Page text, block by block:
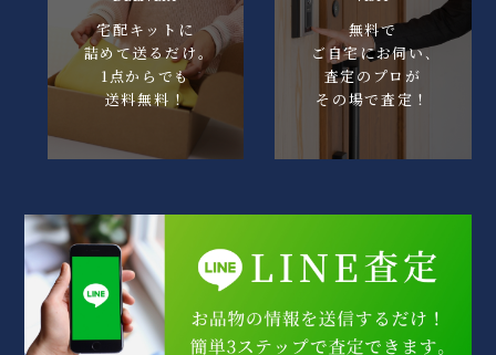
宅配キットに
詰めて送るだけ｡
1点からでも
送料無料！
無料で
ご自宅にお伺い､
査定のプロが
その場で査定！